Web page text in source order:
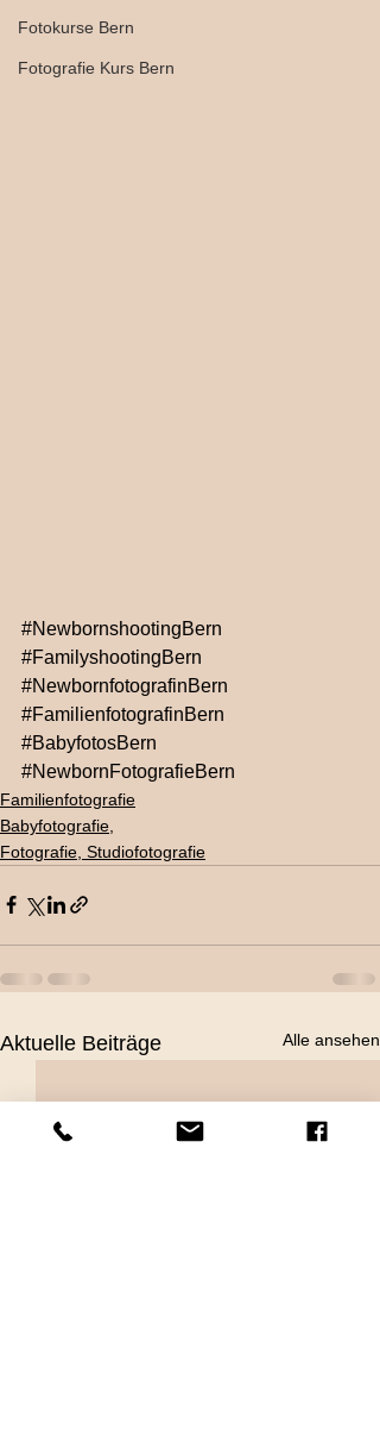
Fotokurse Bern
Fotografie Kurs Bern
#NewbornshootingBern
#FamilyshootingBern
#NewbornfotografinBern
#FamilienfotografinBern
#BabyfotosBern
#NewbornFotografieBern
Familienfotografie
Babyfotografie,
Fotografie, Studiofotografie
Aktuelle Beiträge Alle ansehen